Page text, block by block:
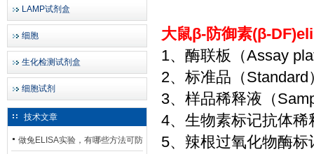
LAMP试剂盒
细胞
生化检测试剂盒
细胞试剂
技术文章
做兔ELISA实验，有哪些方法可防
大鼠β-防御素(β-
1、酶联板（Assay
2、标准品（
3、样品稀释液（
4、生物素标记抗体
5、辣根过氧化物酶